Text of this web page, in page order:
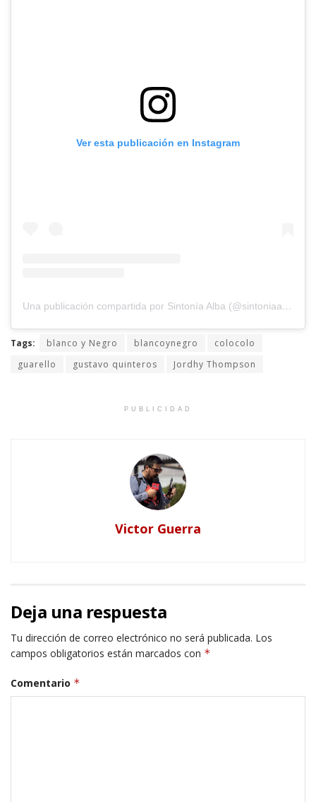
Ver esta publicación en Instagram
Una publicación compartida por Sintonía Alba (@sintoniaalbaradio)
Tags: blanco y Negro blancoynegro
colocolo
guarello
gustavo quinteros Jordhy Thompson
PUBLICIDAD
Victor Guerra
Deja una respuesta
Tu dirección de correo electrónico no será publicada. Los
campos obligatorios están marcados con *
Comentario *